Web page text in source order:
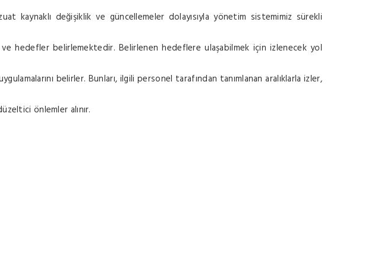
değişiklik ve güncellemeler dolayısıyla yönetim sistemimiz sürekli
hedefler belirlemektedir. Belirlenen hedeflere ulaşabilmek için izlenecek yol
belirler. Bunları, ilgili personel tarafından tanımlanan aralıklarla izler,
önlemler alınır.